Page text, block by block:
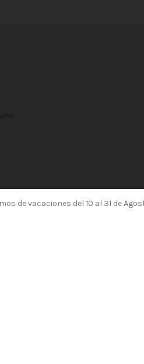
de vacaciones del 10 al 31 de